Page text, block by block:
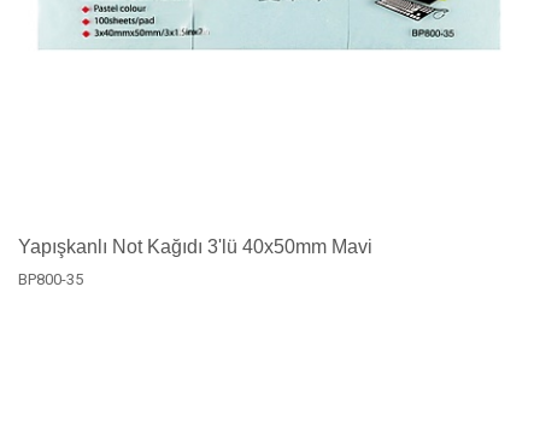
Yapışkanlı Not Kağıdı 3'lü 40x50mm Mavi
BP800-35